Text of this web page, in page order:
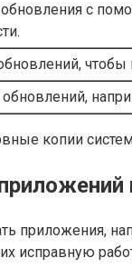
обновления с
копии
приложения,
исправную